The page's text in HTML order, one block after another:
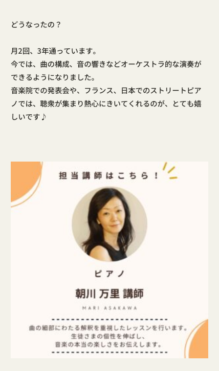
どうなったの？
月2回、3年通っています。
今では、曲の構成、音の響きなどオーケストラ的な演奏が
できるようになりました。
音楽院での発表会や、フランス、日本でのストリートピア
ノでは、聴衆が集まり熱心にきいてくれるのが、とても嬉
しいです♪